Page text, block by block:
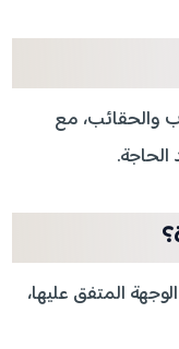
والحقائب، مع
الحاجة.
المتفق عليها،